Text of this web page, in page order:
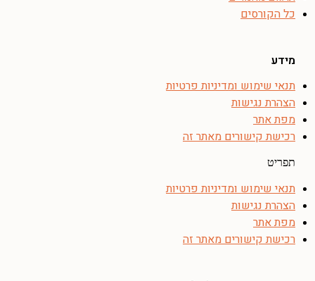
כל הקורסים
מידע
תנאי שימוש ומדיניות פרטיות
הצהרת נגישות
מפת אתר
רכישת קישורים מאתר זה
תפריט
תנאי שימוש ומדיניות פרטיות
הצהרת נגישות
מפת אתר
רכישת קישורים מאתר זה